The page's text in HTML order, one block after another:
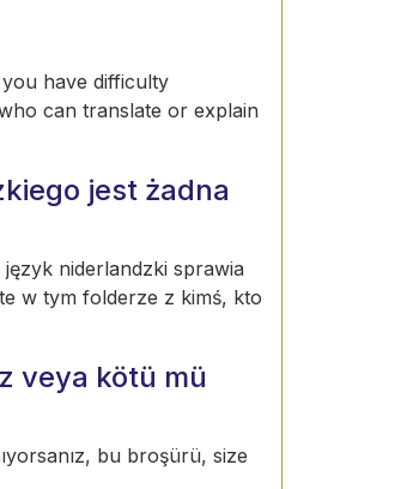
have difficulty
can translate or explain
jest żadna
niderlandzki sprawia
w tym folderze z kimś, kto
veya kötü mü
bu broşürü, size